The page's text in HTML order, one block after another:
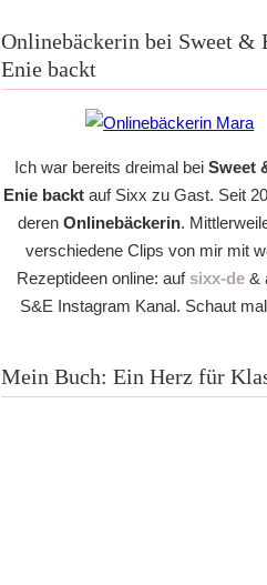
Onlinebäckerin bei Sweet &
Enie backt
Ich war bereits dreimal beiSweet
Enie backtauf Sixx zu Gast. Seit
deren Onlinebäckerin.
verschiedene Clips von mir mit
Rezeptideen online: auf sixx-de&
S&E Instagram Kanal. Schaut
Mein Buch: Ein Herz für